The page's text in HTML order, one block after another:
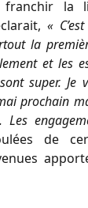
la
«
la
et les
super. Je
prochain
de